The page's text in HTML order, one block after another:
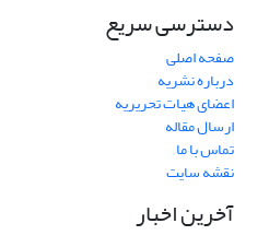
دسترسی سریع
صفحه اصلی
درباره نشریه
اعضای هیات تحریریه
ارسال مقاله
تماس با ما
نقشه سایت
آخرین اخبار